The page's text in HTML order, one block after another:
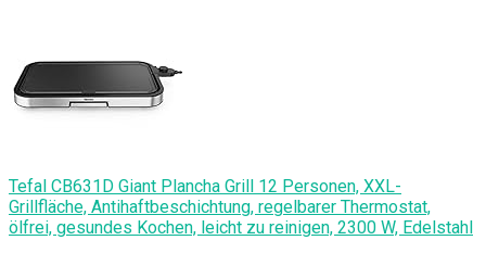
Tefal CB631D Giant Plancha Grill 12 Personen, XXL-
Grillfläche, Antihaftbeschichtung, regelbarer Thermostat,
ölfrei, gesundes Kochen, leicht zu reinigen, 2300 W, Edelstahl